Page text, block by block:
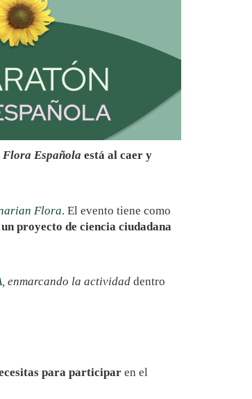
Española está al caer y
Flora. El evento tiene como
proyecto de ciencia ciudadana
, enmarcando la actividad dentro
para participar en el